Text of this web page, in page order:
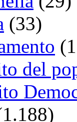
(33)
del